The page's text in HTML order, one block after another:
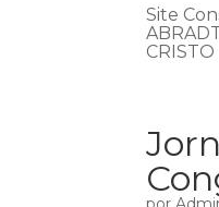
Site